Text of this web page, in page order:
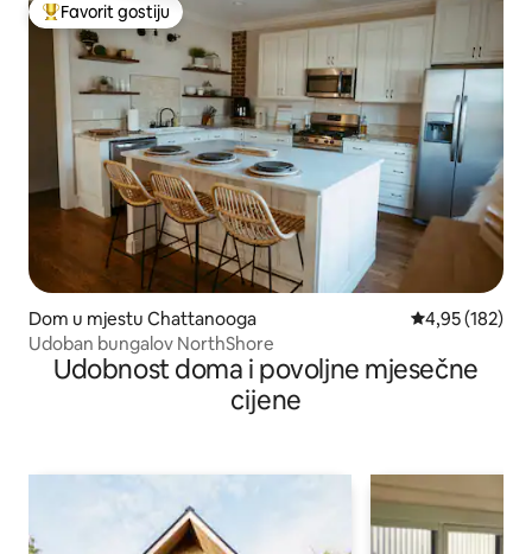
Glavni favorit gostiju
Favorit gostiju
Dom u mjestu Chattanooga Prosječna
4,95 (182)
Udoban bungalov NorthShore
Udobnost doma i povoljne mjesečne
cijene